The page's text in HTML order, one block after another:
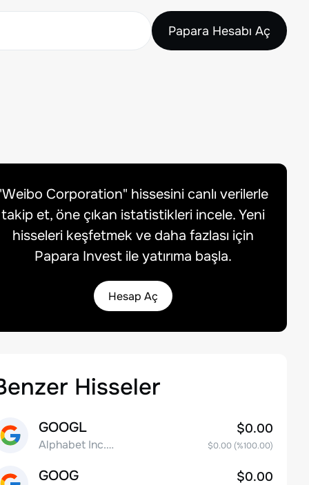
Papara Hesabı Aç
Weibo Corporation" hissesini canlı verilerle
takip et, öne çıkan istatistikleri incele. Yeni
hisseleri keşfetmek ve daha fazlası için
Papara Invest ile yatırıma başla.
Hesap Aç
Hisseler
GOOGL
Alphabet Inc. Class A Common Stock
$0.00
$0.00(%100.00)
GOOG $0.00